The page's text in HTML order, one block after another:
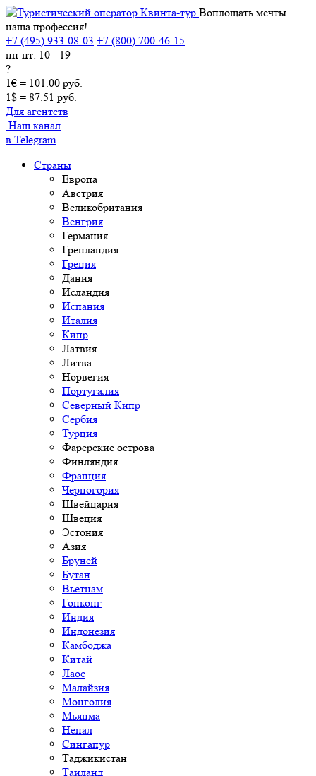
Воплощать мечты —
наша профессия!
+7 (495) 933-08-03 +7 (800) 700-46-15
пн-пт: 10 - 19
?
1€ = 101.00 руб.
1$ = 87.51 руб.
Для агентств
Наш канал
в Telegram
Страны
Европа
Австрия
Великобритания
Венгрия
Германия
Гренландия
Греция
Дания
Исландия
Испания
Италия
Кипр
Латвия
Литва
Норвегия
Португалия
Северный Кипр
Сербия
Турция
Фарерские острова
Финляндия
Франция
Черногория
Швейцария
Швеция
Эстония
Азия
Бруней
Бутан
Вьетнам
Гонконг
Индия
Индонезия
Камбоджа
Китай
Лаос
Малайзия
Монголия
Мьянма
Непал
Сингапур
Таджикистан
Таиланд